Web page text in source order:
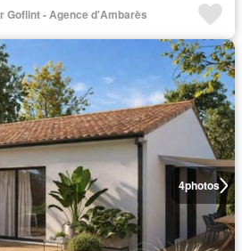
Goflint - Agence d'Ambarès
4photos